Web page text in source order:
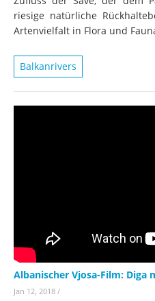
riesige natürliche
Artenvielfalt in Flora und
Balkanrivers
Albanischer Vjosa-Film: Diga
Jan 12, 2018 /